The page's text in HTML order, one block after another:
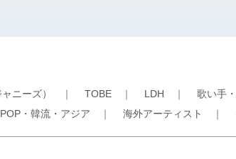
ニーズ） ｜ TOBE ｜ LDH ｜ 歌い手
・韓流・アジア ｜ 海外アーティスト ｜